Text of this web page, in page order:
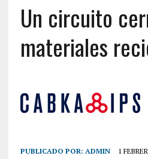
Un circuito
materiales
PUBLICADO POR: ADMIN 1